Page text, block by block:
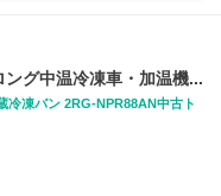
グ中温冷凍車・加温機...
冷凍バン 2RG-NPR88AN中古ト